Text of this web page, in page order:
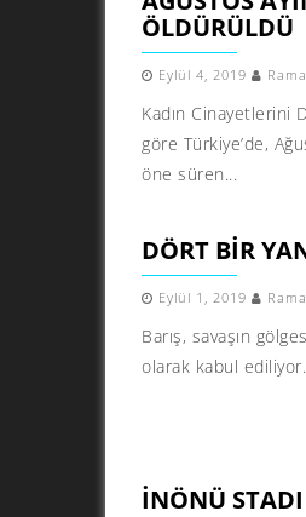
ÖLDÜRÜLDÜ
Eylül 4, 2019
Kadın Cinayetlerini
göre Türkiye’de,
öne süren...
DÖRT BIR
Eylül 1, 2019
Barış, savaşın
olarak kabul ediliyor.
İNÖNÜ STADI